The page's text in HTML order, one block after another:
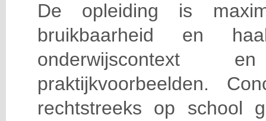
De opleiding is
bruikbaarheid en
praktijkvoorbeelden.
rechtstreeks op school